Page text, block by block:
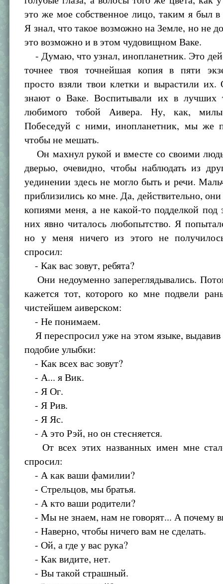
это же мое собственное лицо, таким я был в
Я знал, что такое возможно на Земле, но не
это возможно и в этом чудовищном Ваке.
- Думаю, что узнал, инопланетник. Это
точнее твоя точнейшая копия в пяти
просто взяли твои клетки и вырастили
знают о Ваке. Воспитывали их в лучших
любимого тобой Аивера. Ну, как,
Побеседуй с ними, инопланетник, мы же
чтобы не мешать.
Он махнул рукой и вместе со своими
дверью, очевидно, чтобы наблюдать из
уединении здесь не могло быть и речи.
приблизились ко мне. Да, действительно,
копиями меня, а не какой-то подделкой под
них явно читалось любопытство. Я
но у меня ничего из этого не
спросил:
- Как вас зовут, ребята?
Они недоуменно запереглядывались.
кажется тот, которого ко мне подвели
чистейшем аиверском:
- Не понимаем.
Я переспросил уже на этом языке, выдавив
подобие улыбки:
- Как всех вас зовут?
- А... я Вик.
- Я Ог.
- Я Рив.
- Я Яс.
- А это Рэй, но он стесняется.
От всех этих названных имен мне
спросил:
- А как ваши фамилии?
- Стрельцов, мы братья.
- А кто ваши родители?
- Мы не знаем, нам не говорят... А почему
- Наверно, чтобы ничего вам не сделать.
- Ой, а где у вас рука?
- Как видите, нет.
- Вы такой страшный.